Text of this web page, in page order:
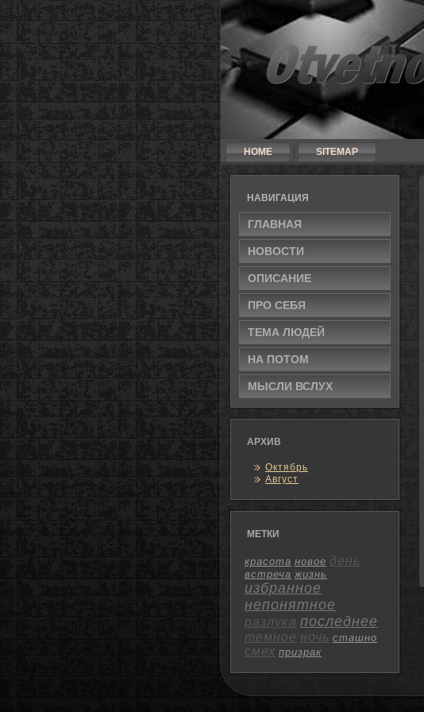
HOME SITEMAP
НАВИГАЦИЯ
ГЛАВНАЯ
НОВΟСТИ
ОПИСАНИЕ
ПРΟ СЕБЯ
ТЕМА ЛЮДЕЙ
НА ПОТΟМ
МЫСЛИ ВСЛУХ
АРХИВ
Октябрь
Август
МЕТКИ
красота новое день
встреча жизнь
избранное
непонятное
разлука последнее
темное ночь сташно
смех призрак